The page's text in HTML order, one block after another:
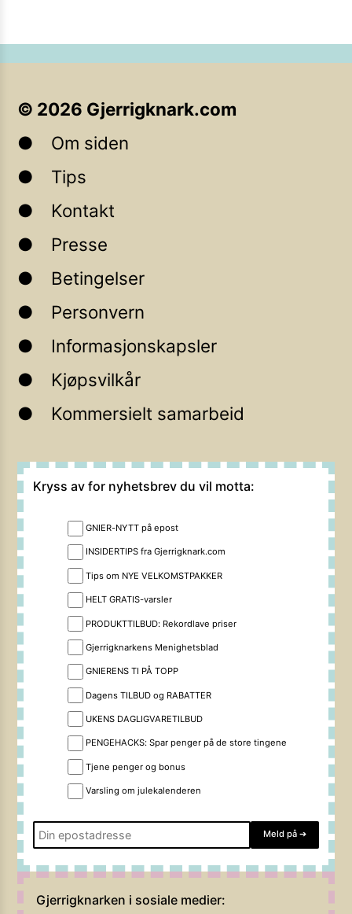
© 2026 Gjerrigknark.com
Om siden
Tips
Kontakt
Presse
Betingelser
Personvern
Informasjonskapsler
Kjøpsvilkår
Kommersielt samarbeid
Kryss av for nyhetsbrev du vil motta:
GNIER-NYTT på epost
INSIDERTIPS fra Gjerrigknark.com
Tips om NYE VELKOMSTPAKKER
HELT GRATIS-varsler
PRODUKTTILBUD: Rekordlave priser
Gjerrigknarkens Menighetsblad
GNIERENS TI PÅ TOPP
Dagens TILBUD og RABATTER
UKENS DAGLIGVARETILBUD
PENGEHACKS: Spar penger på de store tingene
Tjene penger og bonus
Varsling om julekalenderen
Meld på ➔
Gjerrigknarken i sosiale medier: